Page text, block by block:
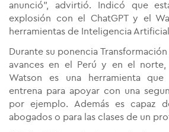
anunció”, advirtió. Indicó que
explosión con el ChatGPT y el
herramientas de Inteligencia
Durante su ponencia
avances en el Perú y en el
Watson es una herramienta
entrena para apoyar con una
por ejemplo. Además es capaz
abogados o para las clases de un